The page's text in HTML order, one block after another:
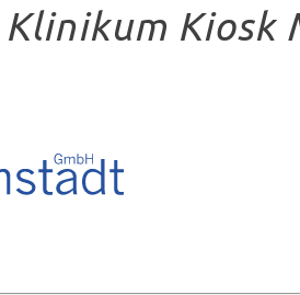
Klinikum Kiosk